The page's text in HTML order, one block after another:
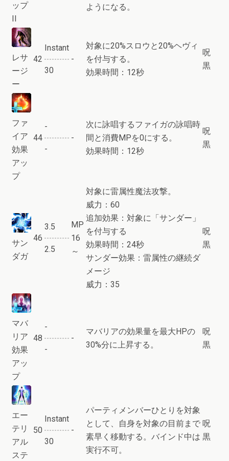
ップ
ようになる。
レサ
ージ
ー
42
Instant
30
-
対象に20%スロウと20%ヘヴィ
を付与する。
効果時間：12秒
呪
黒
ファ
イア
効果
アッ
プ
44
-
-
-
次に詠唱するファイガの詠唱時
間と消費MPを0にする。
効果時間：12秒
呪
黒
サン
ダガ
46
3.5
2.5
MP
16
～
対象に雷属性魔法攻撃。
威力：60
追加効果：対象に「サンダー」
を付与する
効果時間：24秒
サンダー効果：雷属性の継続ダ
メージ
威力：35
呪
黒
マバ
リア
効果
アッ
プ
48
-
-
-
マバリアの効果量を最大HPの
30%分に上昇する。
呪
黒
エー
テリ
アル
ステ
50
Instant
30
-
パーティメンバーひとりを対象
として、自身を対象の目前まで
素早く移動する。バインド中は
実行不可。
呪
黒